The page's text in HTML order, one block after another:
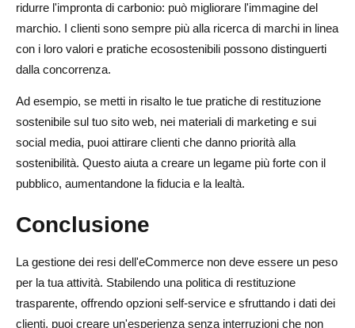
ridurre l'impronta di carbonio: può migliorare l'immagine del
marchio. I clienti sono sempre più alla ricerca di marchi in linea
con i loro valori e pratiche ecosostenibili possono distinguerti
dalla concorrenza.
Ad esempio, se metti in risalto le tue pratiche di restituzione
sostenibile sul tuo sito web, nei materiali di marketing e sui
social media, puoi attirare clienti che danno priorità alla
sostenibilità. Questo aiuta a creare un legame più forte con il
pubblico, aumentandone la fiducia e la lealtà.
Conclusione
La gestione dei resi dell'eCommerce non deve essere un peso
per la tua attività. Stabilendo una politica di restituzione
trasparente, offrendo opzioni self-service e sfruttando i dati dei
clienti, puoi creare un'esperienza senza interruzioni che non